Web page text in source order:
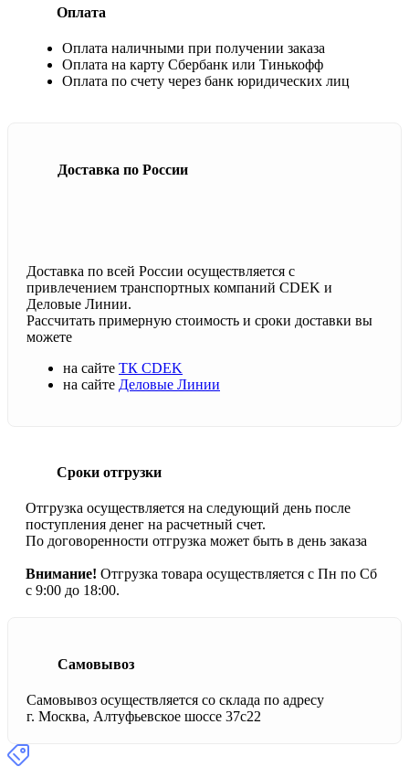
Оплата
Оплата наличными при получении заказа
Оплата на карту Сбербанк или Тинькофф
Оплата по счету через банк юридических лиц
Доставка по России
Доставка по всей России осуществляется с
привлечением транспортных компаний CDEK и
Деловые Линии.
Рассчитать примерную стоимость и сроки доставки вы
можете
на сайте ТК CDEK
на сайте Деловые Линии
Сроки отгрузки
Отгрузка осуществляется на следующий день после
поступления денег на расчетный счет.
По договоренности отгрузка может быть в день заказа
Внимание! Отгрузка товара осуществляется с Пн по Сб
с 9:00 до 18:00.
Самовывоз
Самовывоз осуществляется со склада по адресу
г. Москва, Алтуфьевское шоссе 37с22